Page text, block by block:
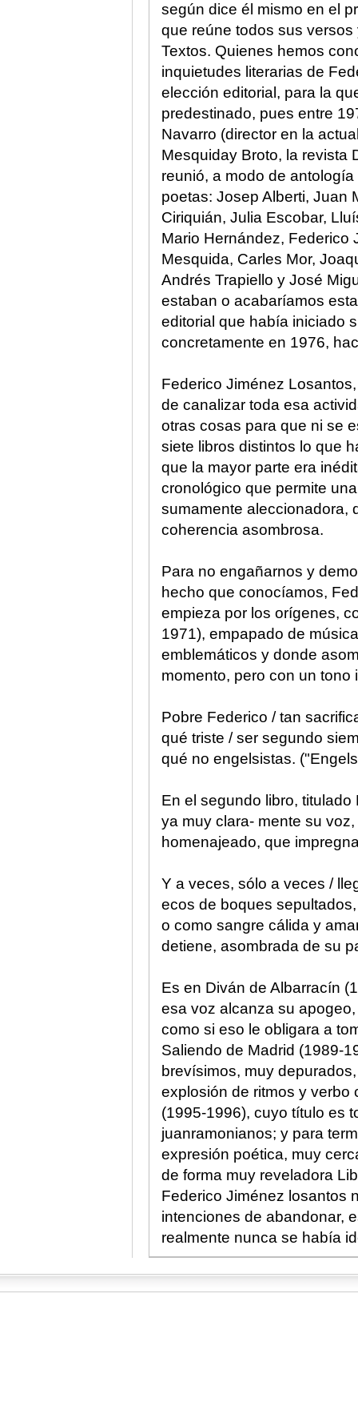
según dice él mismo en el
que reúne todos sus
Textos. Quienes hemos
inquietudes literarias de
elección editorial, para la
predestinado, pues entre
Navarro (director en la
Mesquiday Broto, la revista
reunió, a modo de
poetas: Josep Alberti, Juan
Ciriquián, Julia Escobar,
Mario Hernández, Federico
Mesquida, Carles Mor,
Andrés Trapiello y José
estaban o acabaríamos
editorial que había iniciado
concretamente en 1976,
Federico Jiménez
de canalizar toda esa
otras cosas para que ni se
siete libros distintos lo que
que la mayor parte era
cronológico que permite
sumamente aleccionadora,
coherencia asombrosa.
Para no engañarnos y
hecho que conocíamos,
empieza por los orígenes,
1971), empapado de
emblemáticos y donde
momento, pero con un tono
Pobre Federico / tan
qué triste / ser segundo
qué no engelsistas.
En el segundo libro,
ya muy clara- mente su
homenajeado, que
Y a veces, sólo a veces /
ecos de boques
o como sangre cálida y
detiene, asombrada de su
Es en Diván de Albarracín
esa voz alcanza su
como si eso le obligara a
Saliendo de Madrid (1989-
brevísimos, muy
explosión de ritmos y verbo
(1995-1996), cuyo título es
juanramonianos; y para
expresión poética, muy
de forma muy reveladora
Federico Jiménez losantos
intenciones de abandonar,
realmente nunca se había